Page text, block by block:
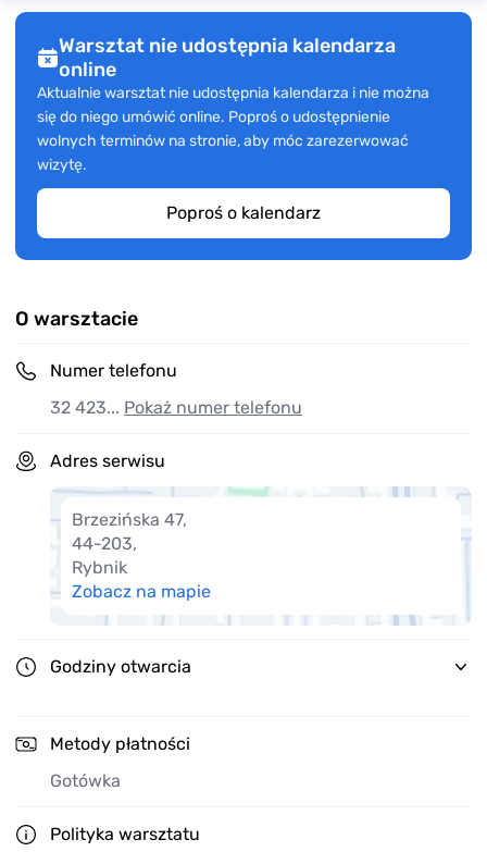
Warsztat nie udostępnia kalendarza
online
Aktualnie warsztat nie udostępnia kalendarza i nie można
się do niego umówić online. Poproś o udostępnienie
wolnych terminów na stronie, aby móc zarezerwować
wizytę.
Poproś o kalendarz
O warsztacie
Numer telefonu
32 423... Pokaż numer telefonu
Adres serwisu
Brzezińska 47,
44-203,
Rybnik
Zobacz na mapie
Godziny otwarcia
Metody płatności
Gotówka
Polityka warsztatu